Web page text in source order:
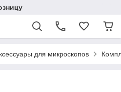
для микроскопов